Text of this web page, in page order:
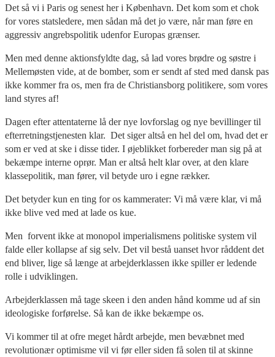
Det så vi i Paris og senest her i København. Det kom som et chok
for vores statsledere, men sådan må det jo være, når man føre en
aggressiv angrebspolitik udenfor Europas grænser.
Men med denne aktionsfyldte dag, så lad vores brødre og søstre i
Mellemøsten vide, at de bomber, som er sendt af sted med dansk pas
ikke kommer fra os, men fra de Christiansborg politikere, som vores
land styres af!
Dagen efter attentaterne lå der nye lovforslag og nye bevillinger til
efterretningstjenesten klar. Det siger altså en hel del om, hvad det er
som er ved at ske i disse tider. I øjeblikket forbereder man sig på at
bekæmpe interne oprør. Man er altså helt klar over, at den klare
klassepolitik, man fører, vil betyde uro i egne rækker.
Det betyder kun en ting for os kammerater: Vi må være klar, vi må
ikke blive ved med at lade os kue.
Men forvent ikke at monopol imperialismens politiske system vil
falde eller kollapse af sig selv. Det vil bestå uanset hvor råddent det
end bliver, lige så længe at arbejderklassen ikke spiller er ledende
rolle i udviklingen.
Arbejderklassen må tage skeen i den anden hånd komme ud af sin
ideologiske forførelse. Så kan de ikke bekæmpe os.
Vi kommer til at ofre meget hårdt arbejde, men bevæbnet med
revolutionær optimisme vil vi før eller siden få solen til at skinne